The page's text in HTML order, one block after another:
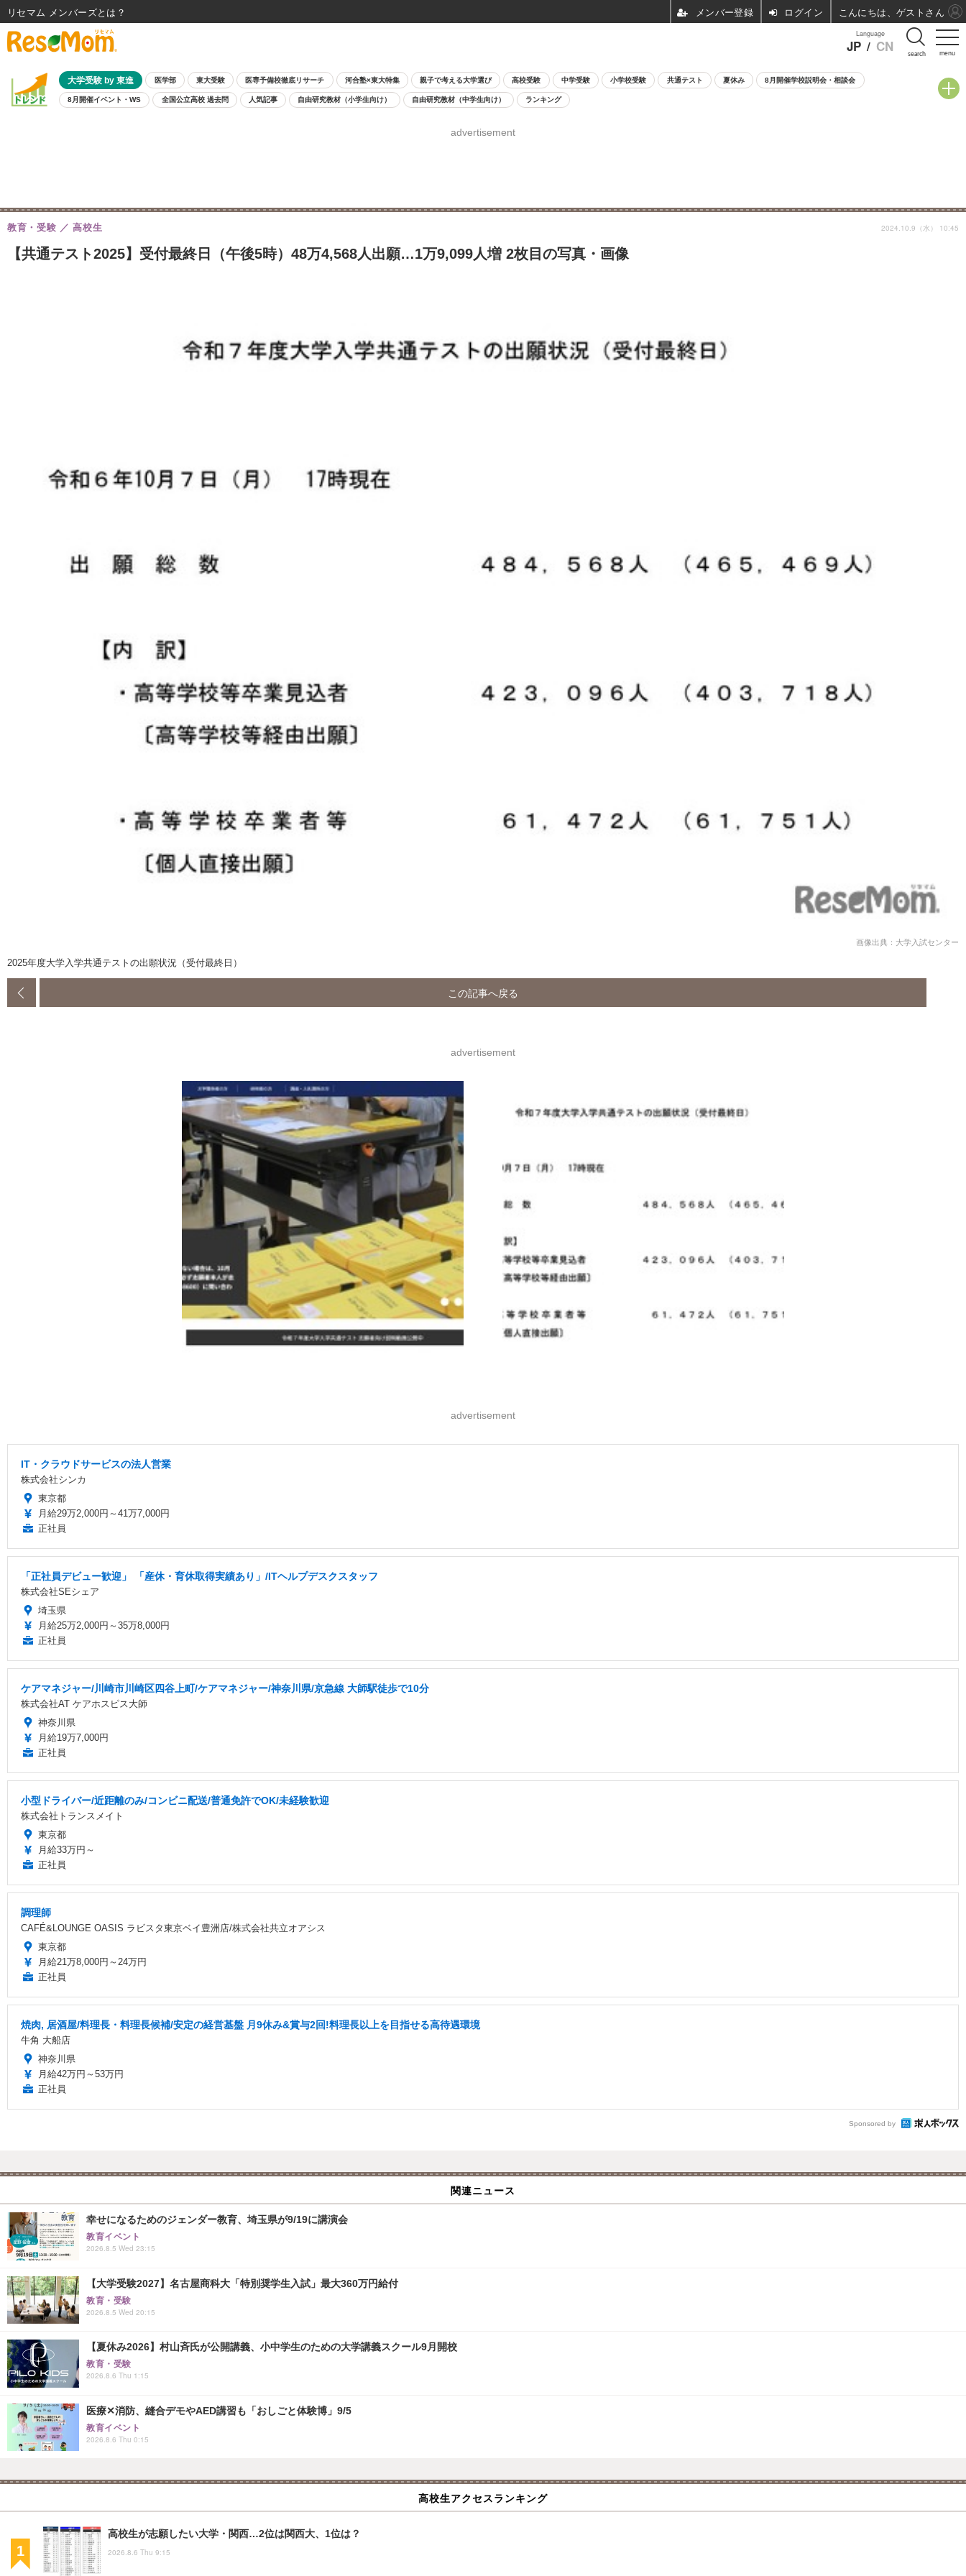
menu
Language
JP / CN search
大学受験 by 東進 医学部 東大受験 医専予備校徹底リサーチ 河合塾×東大特集 親子で考える大学選び 高校受験 中学受験 小学校受験 共通テスト 夏休み 8月開催学校説明会・相談会
8月開催イベント・WS 全国公立高校 過去問 人気記事 自由研究教材（小学生向け） 自由研究教材（中学生向け） ランキング
advertisement
【共通テスト2025】受付最終日（午後5時）48万4,568人出願…1万9,099人増 2枚目の写真・画像
教育・受験 高校生 2024.10.9（水） 10:45
画像出典：大学入試センター
2025年度大学入学共通テストの出願状況（受付最終日）
この記事へ戻る
advertisement
advertisement
IT・クラウドサービスの法人営業
株式会社シンカ
東京都
月給29万2,000円～41万7,000円
正社員
「正社員デビュー歓迎」 「産休・育休取得実績あり」/ITヘルプデスクスタッフ
株式会社SEシェア
埼玉県
月給25万2,000円～35万8,000円
正社員
ケアマネジャー/川崎市川崎区四谷上町/ケアマネジャー/神奈川県/京急線 大師駅徒歩で10分
株式会社AT ケアホスピス大師
神奈川県
月給19万7,000円
正社員
小型ドライバー/近距離のみ/コンビニ配送/普通免許でOK/未経験歓迎
株式会社トランスメイト
東京都
月給33万円～
正社員
調理師
CAFÉ&LOUNGE OASIS ラビスタ東京ベイ豊洲店/株式会社共立オアシス
東京都
月給21万8,000円～24万円
正社員
焼肉, 居酒屋/料理長・料理長候補/安定の経営基盤 月9休み&賞与2回!料理長以上を目指せる高待遇環境
牛角 大船店
神奈川県
月給42万円～53万円
正社員
Sponsored by
関連ニュース
幸せになるためのジェンダー教育、埼玉県が9/19に講演会
教育イベント
2026.8.5 Wed 23:15
【大学受験2027】名古屋商科大「特別奨学生入試」最大360万円給付
教育・受験
2026.8.5 Wed 20:15
【夏休み2026】村山斉氏が公開講義、小中学生のための大学講義スクール9月開校
教育・受験
2026.8.6 Thu 1:15
医療✕消防、縫合デモやAED講習も「おしごと体験博」9/5
教育イベント
2026.8.6 Thu 0:15
高校生アクセスランキング
高校生が志願したい大学・関西…2位は関西大、1位は？
2026.8.6 Thu 9:15
リセマム メンバーズ ログイン こんにちは、ゲストさん